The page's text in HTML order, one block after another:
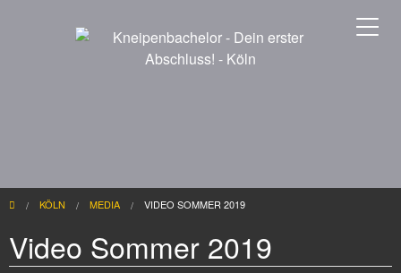
KÖLN MEDIA CURRENT:
VIDEO SOMMER 2019
Video Sommer 2019